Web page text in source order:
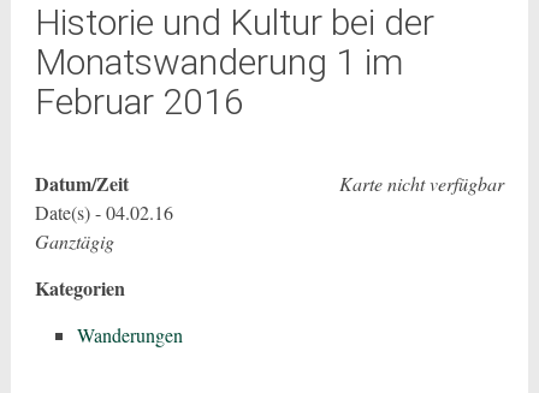
Historie und Kultur bei der
Monatswanderung 1 im
Februar 2016
Karte nicht verfügbar
Datum/Zeit
Date(s) - 04.02.16
Ganztägig
Kategorien
Wanderungen